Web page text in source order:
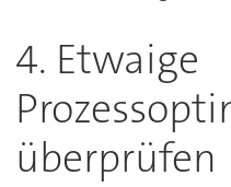
4. Etwaige
überprüfen